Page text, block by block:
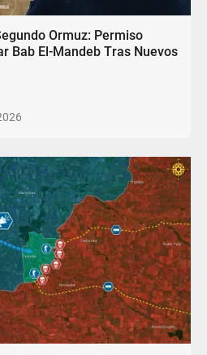
Ormuz: Permiso
Bab El-Mandeb Tras Nuevos